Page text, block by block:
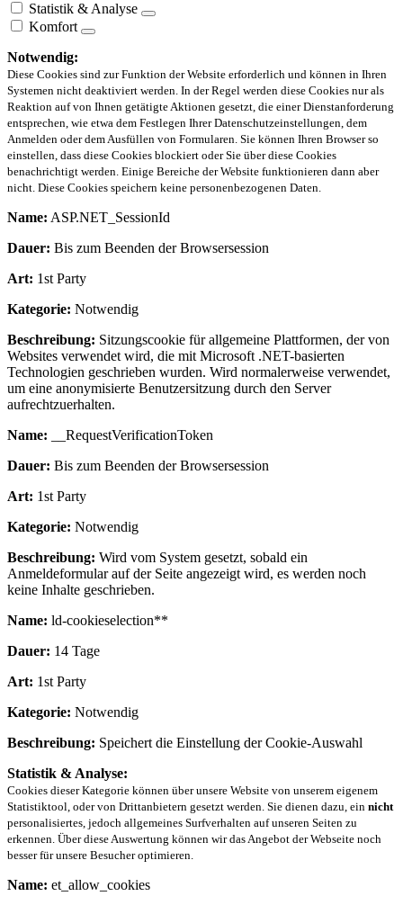
Statistik & Analyse
Komfort
Notwendig:
Diese Cookies sind zur Funktion der Website erforderlich und können in Ihren
Systemen nicht deaktiviert werden. In der Regel werden diese Cookies nur als
Reaktion auf von Ihnen getätigte Aktionen gesetzt, die einer Dienstanforderung
entsprechen, wie etwa dem Festlegen Ihrer Datenschutzeinstellungen, dem
Anmelden oder dem Ausfüllen von Formularen. Sie können Ihren Browser so
einstellen, dass diese Cookies blockiert oder Sie über diese Cookies
benachrichtigt werden. Einige Bereiche der Website funktionieren dann aber
nicht. Diese Cookies speichern keine personenbezogenen Daten.
Name: ASP.NET_SessionId
Dauer: Bis zum Beenden der Browsersession
Art: 1st Party
Kategorie: Notwendig
Beschreibung: Sitzungscookie für allgemeine Plattformen, der von
Websites verwendet wird, die mit Microsoft .NET-basierten
Technologien geschrieben wurden. Wird normalerweise verwendet,
um eine anonymisierte Benutzersitzung durch den Server
aufrechtzuerhalten.
Name: __RequestVerificationToken
Dauer: Bis zum Beenden der Browsersession
Art: 1st Party
Kategorie: Notwendig
Beschreibung: Wird vom System gesetzt, sobald ein
Anmeldeformular auf der Seite angezeigt wird, es werden noch
keine Inhalte geschrieben.
Name: ld-cookieselection**
Dauer: 14 Tage
Art: 1st Party
Kategorie: Notwendig
Beschreibung: Speichert die Einstellung der Cookie-Auswahl
Statistik & Analyse:
Cookies dieser Kategorie können über unsere Website von unserem eigenem
Statistiktool, oder von Drittanbietern gesetzt werden. Sie dienen dazu, ein nicht
personalisiertes, jedoch allgemeines Surfverhalten auf unseren Seiten zu
erkennen. Über diese Auswertung können wir das Angebot der Webseite noch
besser für unsere Besucher optimieren.
Name: et_allow_cookies